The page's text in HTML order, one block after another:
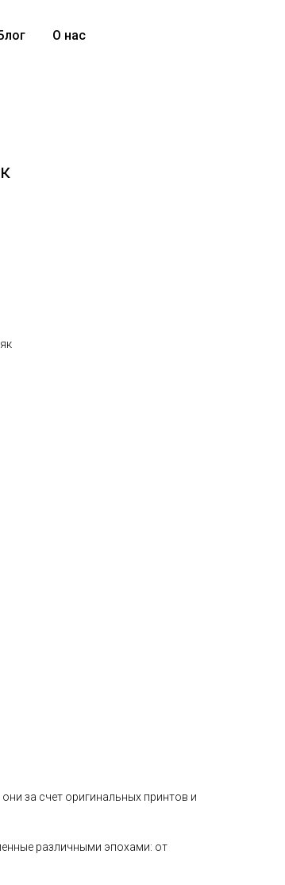
О нас
за счет оригинальных принтов и
различными эпохами: от